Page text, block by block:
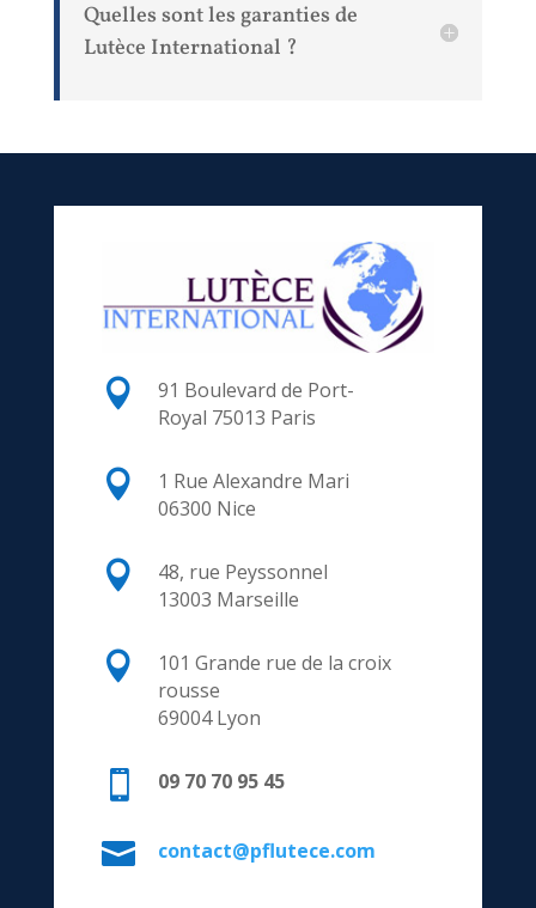
Quelles sont les garanties de
Lutèce International ?

91 Boulevard de Port-
Royal 75013 Paris

1 Rue Alexandre Mari
06300 Nice

48, rue Peyssonnel
13003 Marseille

101 Grande rue de la croix
rousse
69004 Lyon
 09 70 70 95 45
 contact@pflutece.com